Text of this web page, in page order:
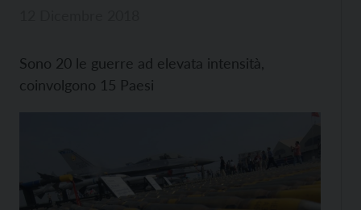
Sono 20 le guerre ad elevata intensità,
coinvolgono 15 Paesi